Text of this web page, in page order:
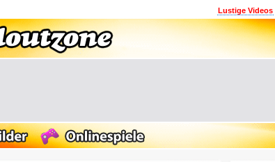
Lustige Videos